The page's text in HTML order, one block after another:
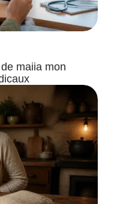
maiia mon